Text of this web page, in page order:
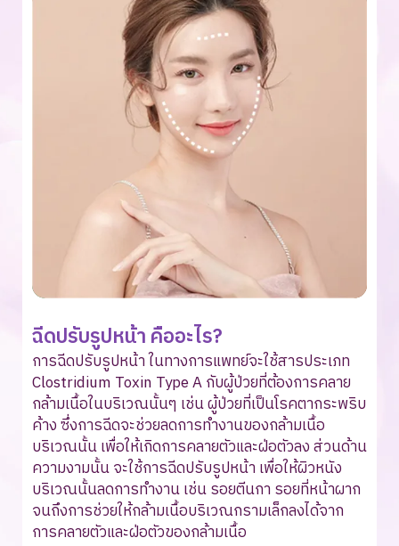
ฉีดปรับรูปหน้า คืออะไร?
การฉีดปรับรูปหน้า ในทางการแพทย์จะใช้สารประเภท
Clostridium Toxin Type A กับผู้ป่วยที่ต้องการคลาย
กล้ามเนื้อในบริเวณนั้นๆ เช่น ผู้ป่วยที่เป็นโรคตากระพริบ
ค้าง ซึ่งการฉีดจะช่วยลดการทำงานของกล้ามเนื้อ
บริเวณนั้น เพื่อให้เกิดการคลายตัวและฝ่อตัวลง ส่วนด้าน
ความงามนั้น จะใช้การฉีดปรับรูปหน้า เพื่อให้ผิวหนัง
บริเวณนั้นลดการทำงาน เช่น รอยตีนกา รอยที่หน้าผาก
จนถึงการช่วยให้กล้ามเนื้อบริเวณกรามเล็กลงได้จาก
การคลายตัวและฝ่อตัวของกล้ามเนื้อ